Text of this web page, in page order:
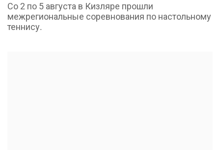
Недвижимость
Со 2 по 5 августа в Кизляре прошли
межрегиональные соревнования по настольному
теннису.